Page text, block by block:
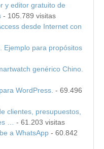
y editor gratuito de
- 105.789 visitas
desde Internet con
Ejemplo para propósitos
genérico Chino.
WordPress. - 69.496
clientes, presupuestos,
…
- 61.203 visitas
a WhatsApp - 60.842